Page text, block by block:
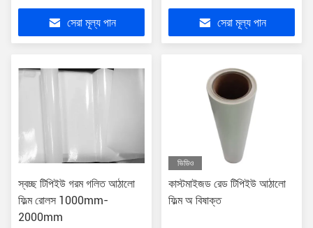
সেরা মূল্য পান সেরা মূল্য পান
স্বচ্ছ টিপিইউ গরম গলিত আঠালো
ফিল্ম রোলস 1000mm-
2000mm
ভিডিও
কাস্টমাইজড রেড টিপিইউ আঠালো
ফিল্ম অ বিষাক্ত